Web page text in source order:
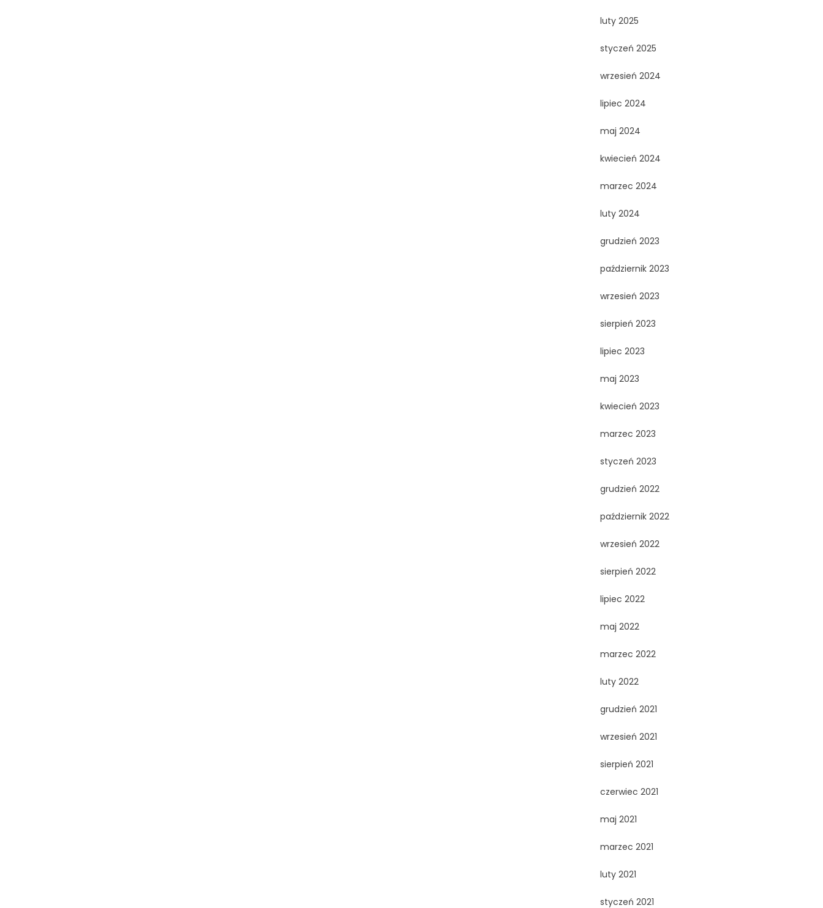
luty 2025
styczeń 2025
wrzesień 2024
lipiec 2024
maj 2024
kwiecień 2024
marzec 2024
luty 2024
grudzień 2023
październik 2023
wrzesień 2023
sierpień 2023
lipiec 2023
maj 2023
kwiecień 2023
marzec 2023
styczeń 2023
grudzień 2022
październik 2022
wrzesień 2022
sierpień 2022
lipiec 2022
maj 2022
marzec 2022
luty 2022
grudzień 2021
wrzesień 2021
sierpień 2021
czerwiec 2021
maj 2021
marzec 2021
luty 2021
styczeń 2021